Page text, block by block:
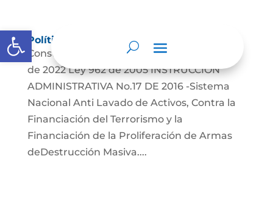
Abrir barra de herramientas
Políticas, lineamientos y manuales
Constitución Política de Colombia Ley 2220
de 2022 Ley 962 de 2005 INSTRUCCIÓN
ADMINISTRATIVA No.17 DE 2016 -Sistema
Nacional Anti Lavado de Activos, Contra la
Financiación del Terrorismo y la
Financiación de la Proliferación de Armas
deDestrucción Masiva....